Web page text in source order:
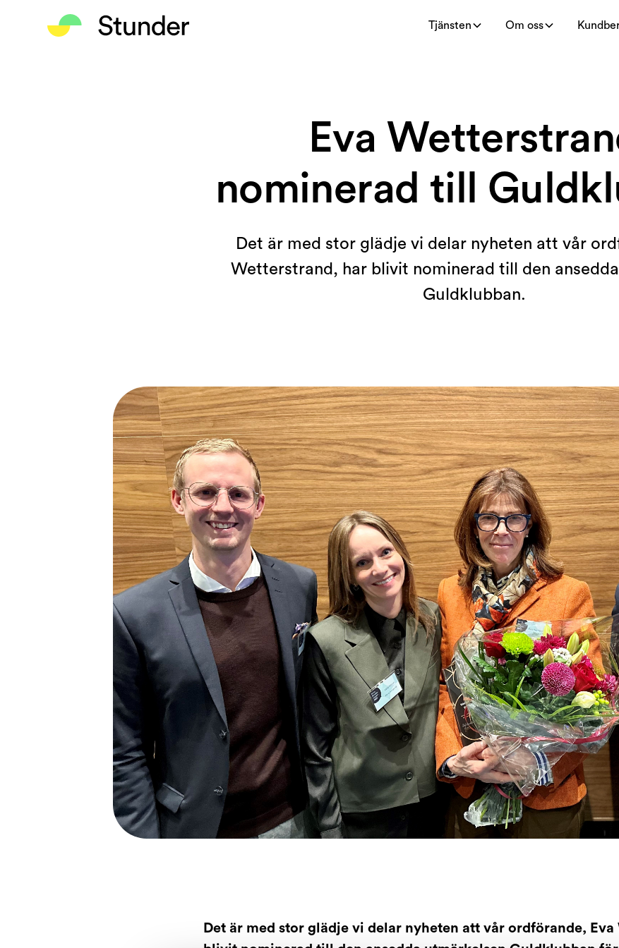
Tjänsten Om oss
Eva
nominerad till
Det är med stor glädje vi delar nyheten att vår
Wetterstrand, har blivit nominerad till den
Guldklubban.
Det är med stor glädje vi delar nyheten att vår ordförande,